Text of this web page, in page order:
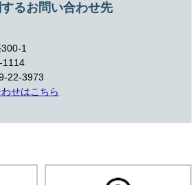
るお問い合わせ先
1
1114
22-3973
せはこちら